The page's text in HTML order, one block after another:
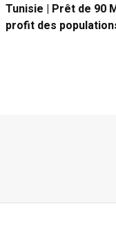
Tunisie | Prêt de 90
profit des